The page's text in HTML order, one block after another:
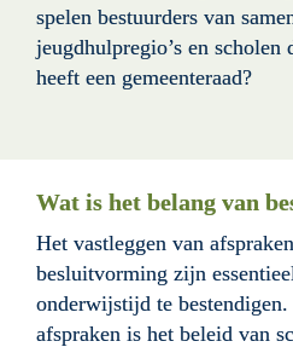
spelen bestuurders van
jeugdhulpregio’s en
heeft een gemeenteraad?
Wat is het belang van
Het vastleggen van
besluitvorming zijn
onderwijstijd te
afspraken is het beleid van